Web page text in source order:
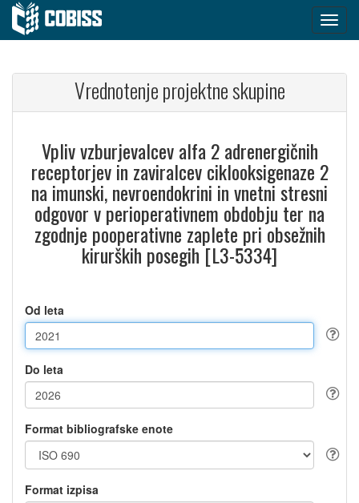
Vrednotenje projektne skupine
Vpliv vzburjevalcev alfa 2 adrenergičnih
receptorjev in zaviralcev ciklooksigenaze 2
na imunski, nevroendokrini in vnetni stresni
odgovor v perioperativnem obdobju ter na
zgodnje pooperativne zaplete pri obsežnih
kirurških posegih [L3-5334]
Od leta
Do leta
Format bibliografske enote
Format izpisa